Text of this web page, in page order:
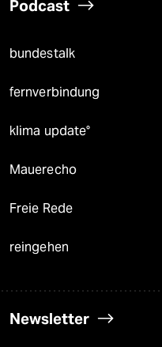
Podcast
bundestalk
fernverbindung
klima update°
Mauerecho
Freie Rede
reingehen
Newsletter